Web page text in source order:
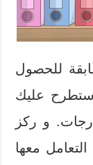
للحصول
ستطرح عليك
و ركز
معها